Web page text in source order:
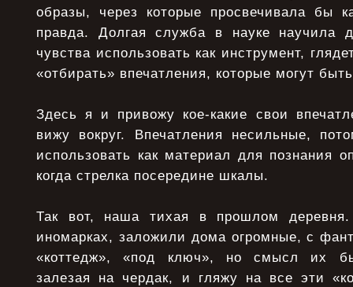
образы, через которые просвечивала бы
правда. Долгая служба в науке научила
чувства использовать как инструмент,
«отбирать» впечатления, которые могут
Здесь я и привожу кое-какие свои
вижу вокруг. Впечатления несильные,
использовать как материал для познания
когда стрелка посередине шкалы.
Так вот, наша тихая в прошлом
иномарках, заложили дома огромные, с
«коттедж», «под ключ», но смысл их
залезая на чердак, и гляжу на все эти